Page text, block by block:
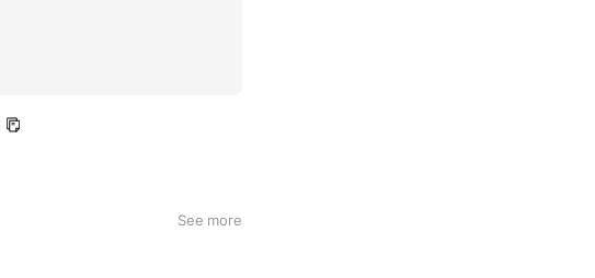
See more